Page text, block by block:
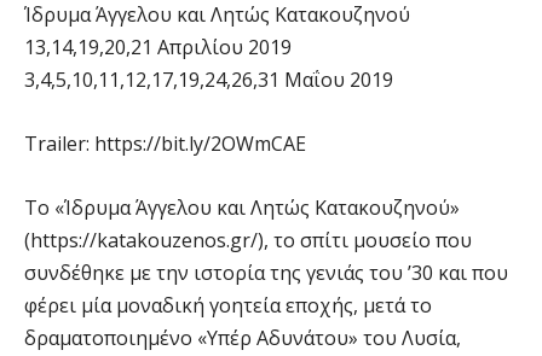
Ίδρυμα Άγγελου και Λητώς Κατακουζηνού
13,14,19,20,21 Απριλίου 2019
3,4,5,10,11,12,17,19,24,26,31 Μαΐου 2019
Trailer: https://bit.ly/2OWmCAE
Το «Ίδρυμα Άγγελου και Λητώς Κατακουζηνού»
(https://katakouzenos.gr/), το σπίτι μουσείο που
συνδέθηκε με την ιστορία της γενιάς του ’30 και που
φέρει μία μοναδική γοητεία εποχής, μετά το
δραματοποιημένο «Υπέρ Αδυνάτου» του Λυσία,